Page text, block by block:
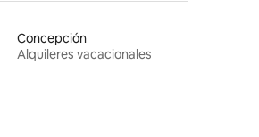
Concepción
Alquileres vacacionales